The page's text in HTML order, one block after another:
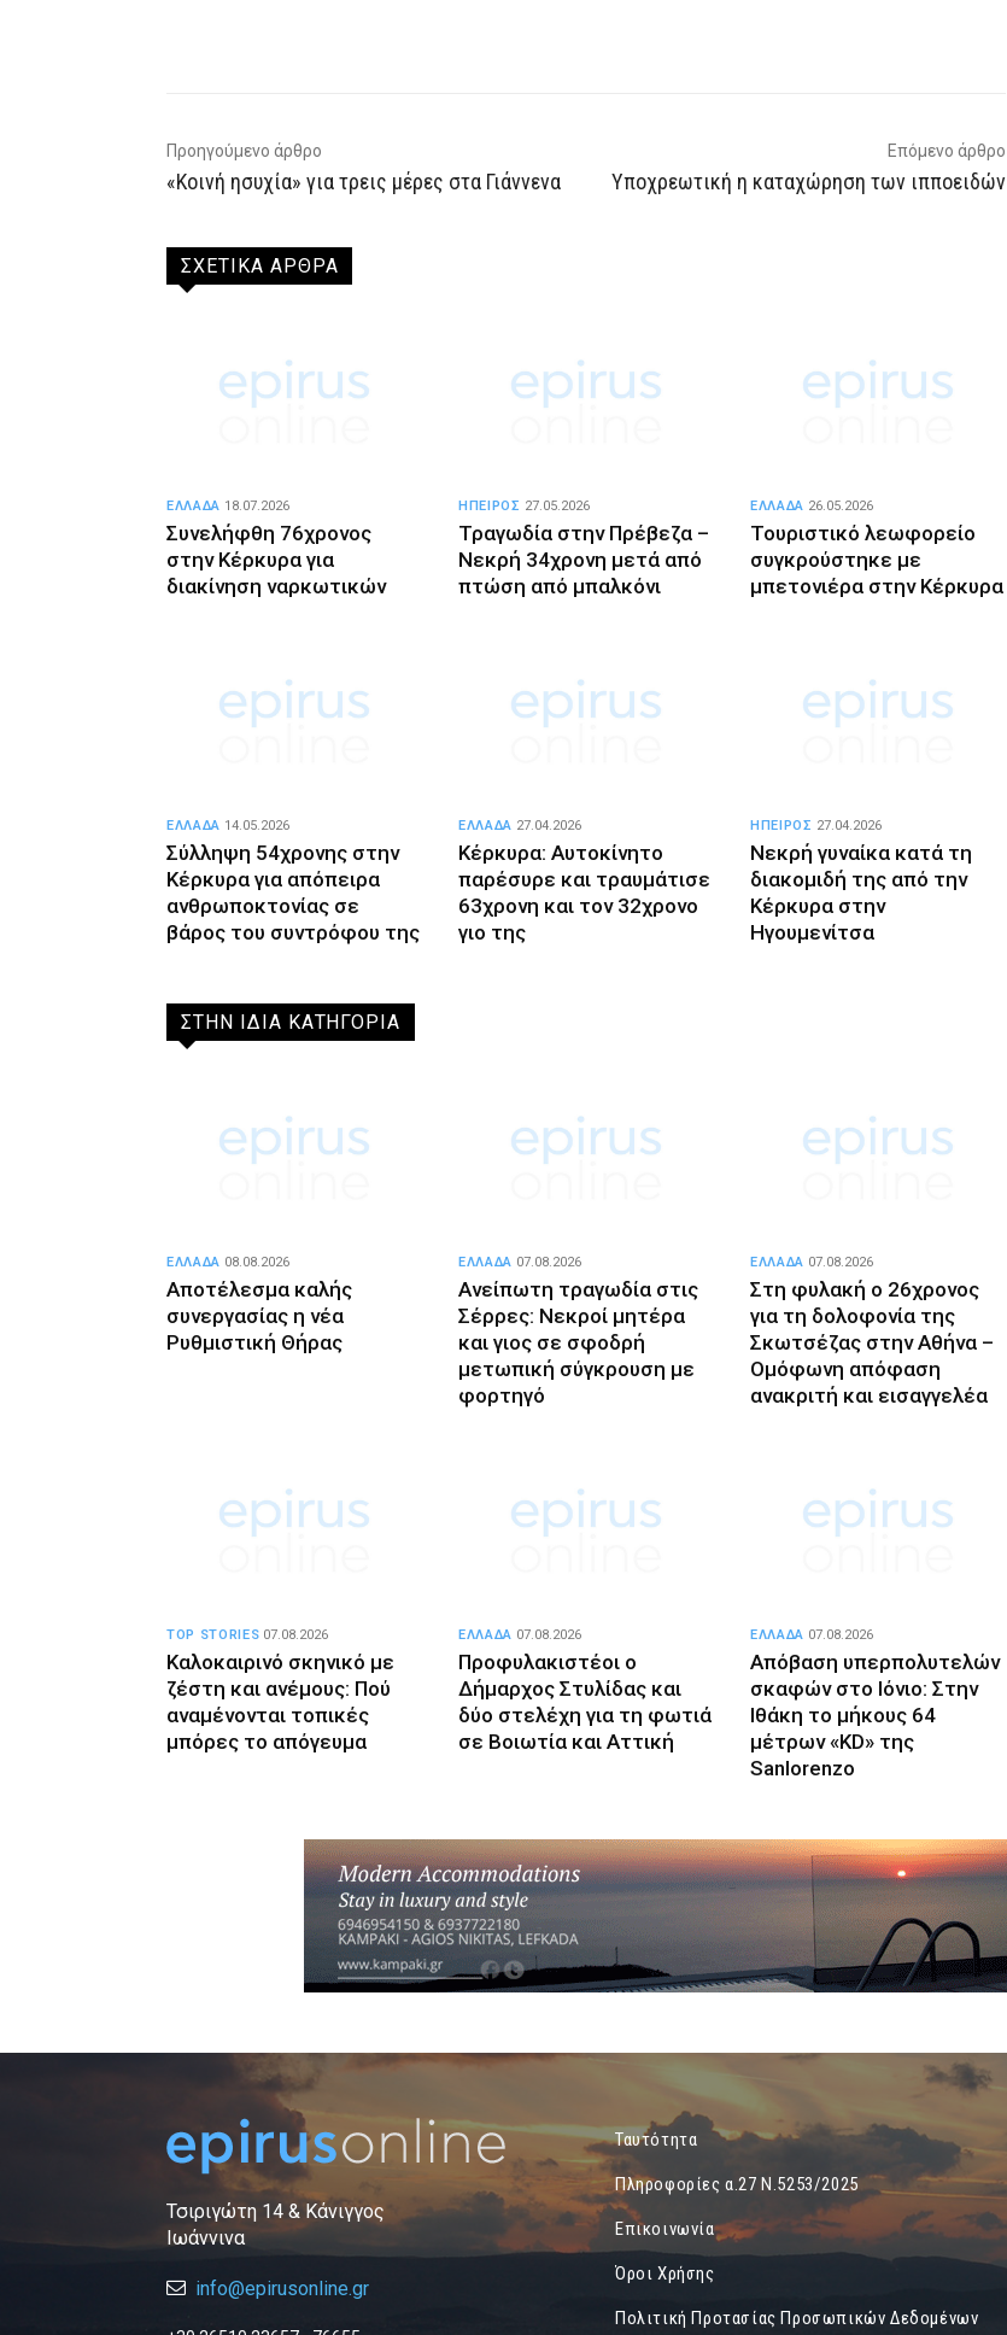
Προηγούμενο άρθρο
«Κοινή ησυχία» για τρεις μέρες στα Γιάννενα
Επόμενο άρθρο
Υποχρεωτική η καταχώρηση των ιπποειδών
ΣΧΕΤΙΚΑ ΑΡΘΡΑ
Συνελήφθη 76χρονος
στην Κέρκυρα για
διακίνηση ναρκωτικών
ΕΛΛΑΔΑ 18.07.2026
Τραγωδία στην Πρέβεζα –
Νεκρή 34χρονη μετά από
πτώση από μπαλκόνι
ΗΠΕΙΡΟΣ 27.05.2026
Τουριστικό λεωφορείο
συγκρούστηκε με
μπετονιέρα στην Κέρκυρα
ΕΛΛΑΔΑ 26.05.2026
Σύλληψη 54χρονης στην
Κέρκυρα για απόπειρα
ανθρωποκτονίας σε
βάρος του συντρόφου της
ΕΛΛΑΔΑ 14.05.2026
Κέρκυρα: Αυτοκίνητο
παρέσυρε και τραυμάτισε
63χρονη και τον 32χρονο
γιο της
ΕΛΛΑΔΑ 27.04.2026
Νεκρή γυναίκα κατά τη
διακομιδή της από την
Κέρκυρα στην
Ηγουμενίτσα
ΗΠΕΙΡΟΣ 27.04.2026
ΣΤΗΝ ΙΔΙΑ ΚΑΤΗΓΟΡΙΑ
Αποτέλεσμα καλής
συνεργασίας η νέα
Ρυθμιστική Θήρας
ΕΛΛΑΔΑ 08.08.2026
Ανείπωτη τραγωδία στις
Σέρρες: Νεκροί μητέρα
και γιος σε σφοδρή
μετωπική σύγκρουση με
φορτηγό
ΕΛΛΑΔΑ 07.08.2026
Στη φυλακή ο 26χρονος
για τη δολοφονία της
Σκωτσέζας στην Αθήνα –
Ομόφωνη απόφαση
ανακριτή και εισαγγελέα
ΕΛΛΑΔΑ 07.08.2026
Καλοκαιρινό σκηνικό με
ζέστη και ανέμους: Πού
αναμένονται τοπικές
μπόρες το απόγευμα
TOP STORIES 07.08.2026
Προφυλακιστέοι ο
Δήμαρχος Στυλίδας και
δύο στελέχη για τη φωτιά
σε Βοιωτία και Αττική
ΕΛΛΑΔΑ 07.08.2026
Απόβαση υπερπολυτελών
σκαφών στο Ιόνιο: Στην
Ιθάκη το μήκους 64
μέτρων «KD» της
Sanlorenzo
ΕΛΛΑΔΑ 07.08.2026
Τσιριγώτη 14 & Κάνιγγος
Ιωάννινα
info@epirusonline.gr
Ταυτότητα
Πληροφορίες α.27 Ν.5253/2025
Επικοινωνία
Όροι Χρήσης
Πολιτική Προτασίας Προσωπικών Δεδομένων